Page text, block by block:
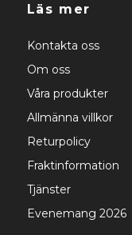
Läs mer
Kontakta oss
Om oss
Våra produkter
Allmänna villkor
Returpolicy
Fraktinformation
Tjänster
Evenemang 2026